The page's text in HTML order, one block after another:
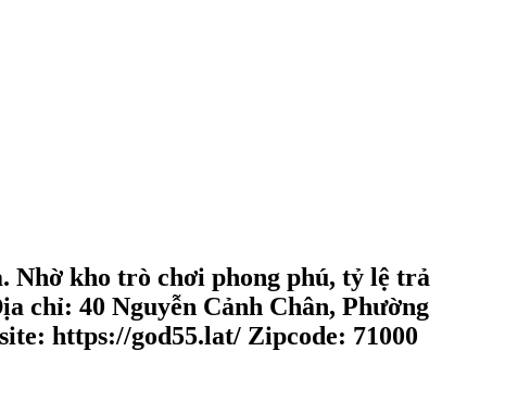
Nhờ kho trò chơi phong phú, tỷ lệ trả
chỉ: 40 Nguyễn Cảnh Chân, Phường
https://god55.lat/ Zipcode: 71000